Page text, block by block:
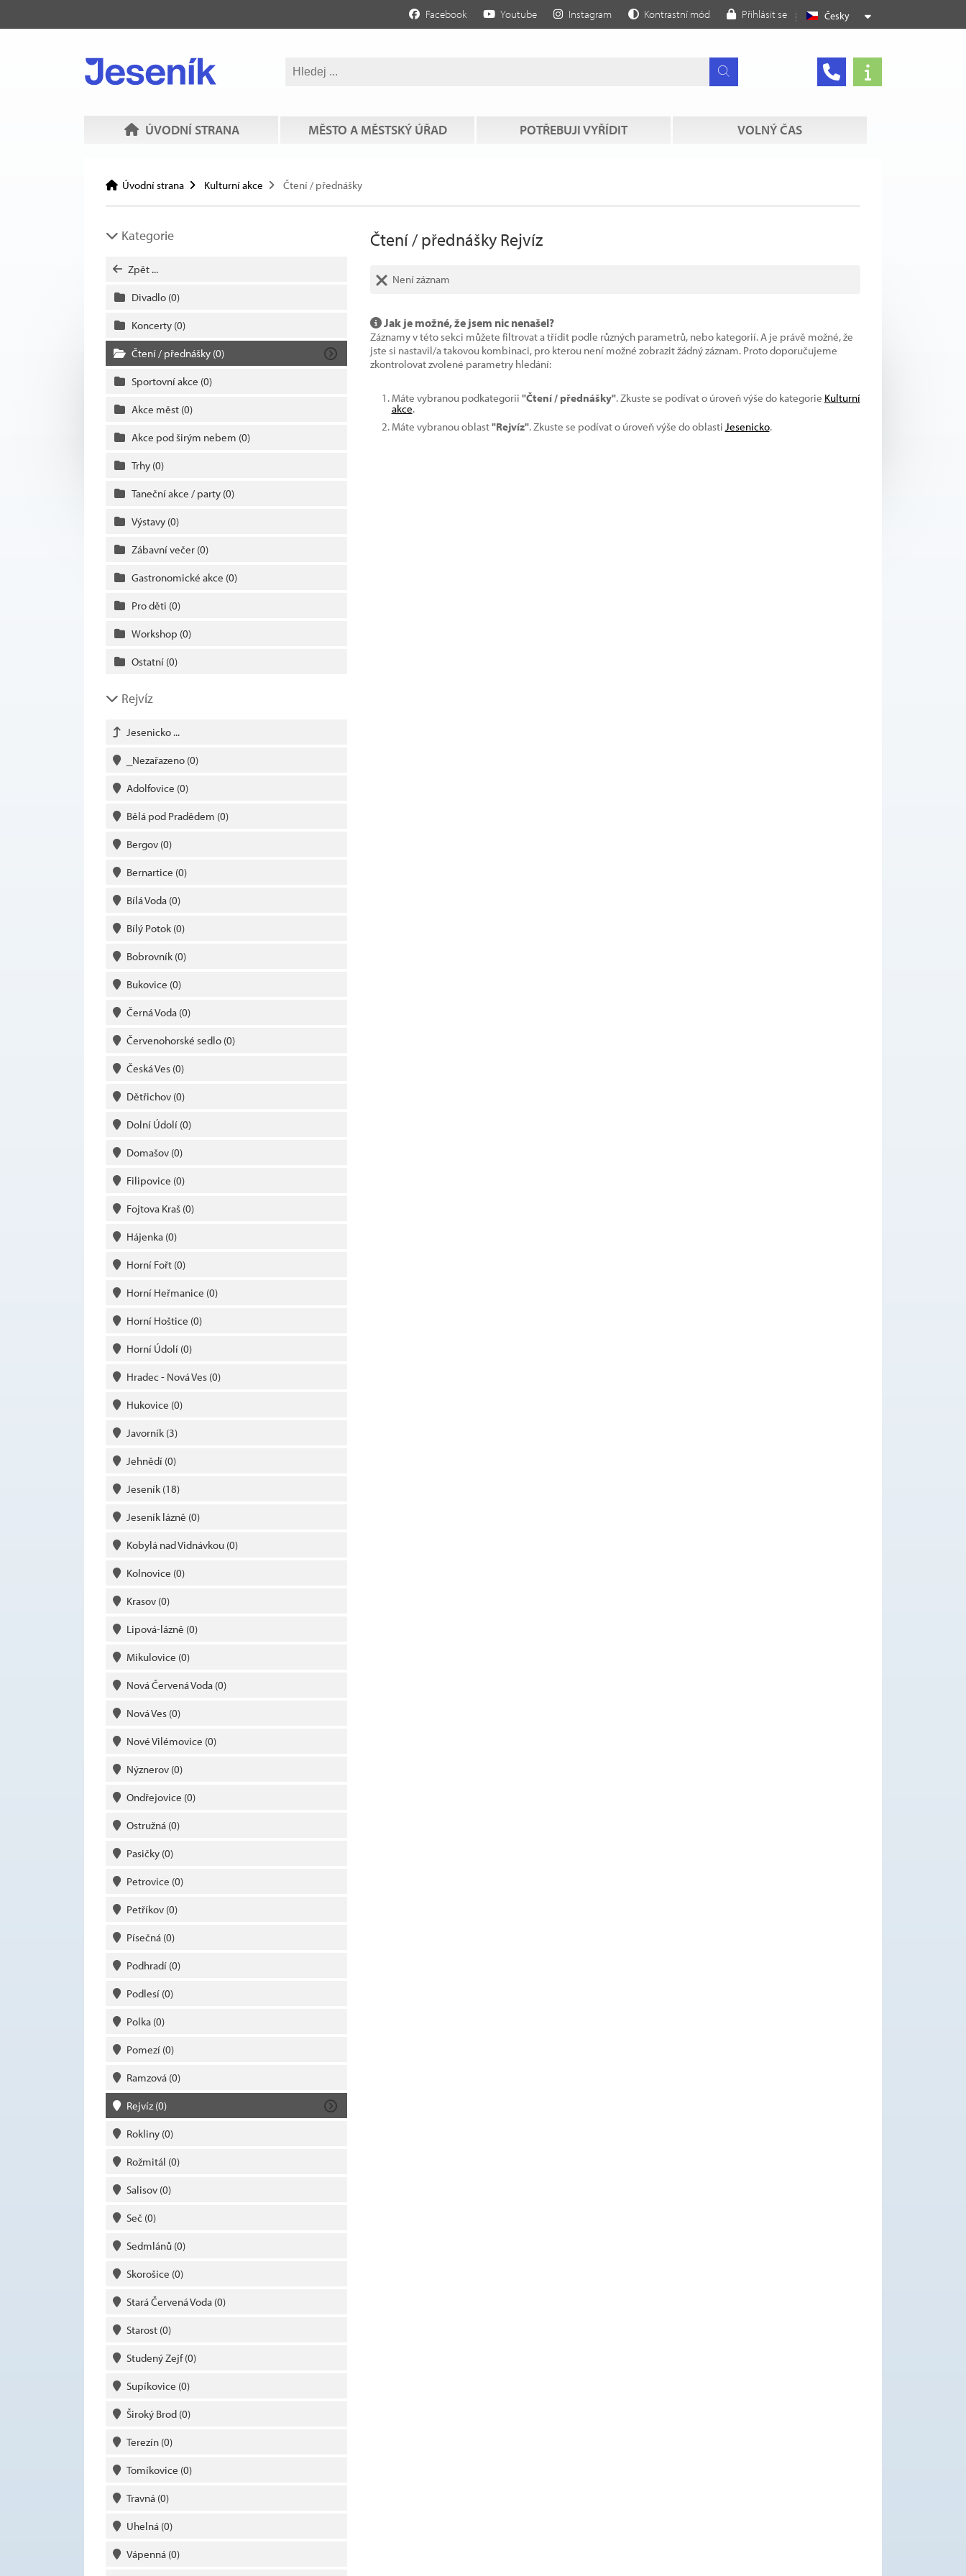
Česky
Facebook Youtube Instagram Kontrastní mód Přihlásit se
ÚVODNÍ STRANA MĚSTO A MĚSTSKÝ ÚŘAD POTŘEBUJI VYŘÍDIT VOLNÝ ČAS
Úvodní strana Kulturní akce Čtení / přednášky
Kategorie
Zpět ...
Divadlo (0)
Koncerty (0)
Čtení / přednášky (0)
Sportovní akce (0)
Akce měst (0)
Akce pod širým nebem (0)
Trhy (0)
Taneční akce / party (0)
Výstavy (0)
Zábavní večer (0)
Gastronomické akce (0)
Pro děti (0)
Workshop (0)
Ostatní (0)
Rejvíz
Jesenicko ...
_Nezařazeno (0)
Adolfovice (0)
Bělá pod Pradědem (0)
Bergov (0)
Bernartice (0)
Bílá Voda (0)
Bílý Potok (0)
Bobrovník (0)
Bukovice (0)
Černá Voda (0)
Červenohorské sedlo (0)
Česká Ves (0)
Dětřichov (0)
Dolní Údolí (0)
Domašov (0)
Filipovice (0)
Fojtova Kraš (0)
Hájenka (0)
Horní Fořt (0)
Horní Heřmanice (0)
Horní Hoštice (0)
Horní Údolí (0)
Hradec - Nová Ves (0)
Hukovice (0)
Javorník (3)
Jehnědí (0)
Jeseník (18)
Jeseník lázně (0)
Kobylá nad Vidnávkou (0)
Kolnovice (0)
Krasov (0)
Lipová-lázně (0)
Mikulovice (0)
Nová Červená Voda (0)
Nová Ves (0)
Nové Vilémovice (0)
Nýznerov (0)
Ondřejovice (0)
Ostružná (0)
Pasičky (0)
Petrovice (0)
Petříkov (0)
Písečná (0)
Podhradí (0)
Podlesí (0)
Polka (0)
Pomezí (0)
Ramzová (0)
Rejvíz(0)
Rokliny (0)
Rožmitál (0)
Salisov (0)
Seč (0)
Sedmlánů (0)
Skorošice (0)
Stará Červená Voda (0)
Starost (0)
Studený Zejf(0)
Supíkovice (0)
Široký Brod (0)
Terezín (0)
Tomíkovice (0)
Travná (0)
Uhelná (0)
Vápenná (0)
Čtení / přednášky Rejvíz
Není záznam
Jak je možné, že jsem nic nenašel?
Záznamy v této sekci můžete filtrovat a třídit podle různých parametrů, nebo kategorií. A je právě možné, že
jste si nastavil/a takovou kombinaci, pro kterou není možné zobrazit žádný záznam. Proto doporučujeme
zkontrolovat zvolené parametry hledání:
Máte vybranou podkategorii "Čtení / přednášky". Zkuste se podívat o úroveň výše do kategorie Kulturní
akce.
Máte vybranou oblast"Rejvíz". Zkuste se podívat o úroveň výše do oblasti Jesenicko.